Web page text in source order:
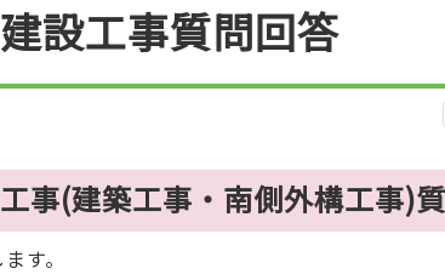
設工事質問回答
事(建築工事・南側外構工事)
す。